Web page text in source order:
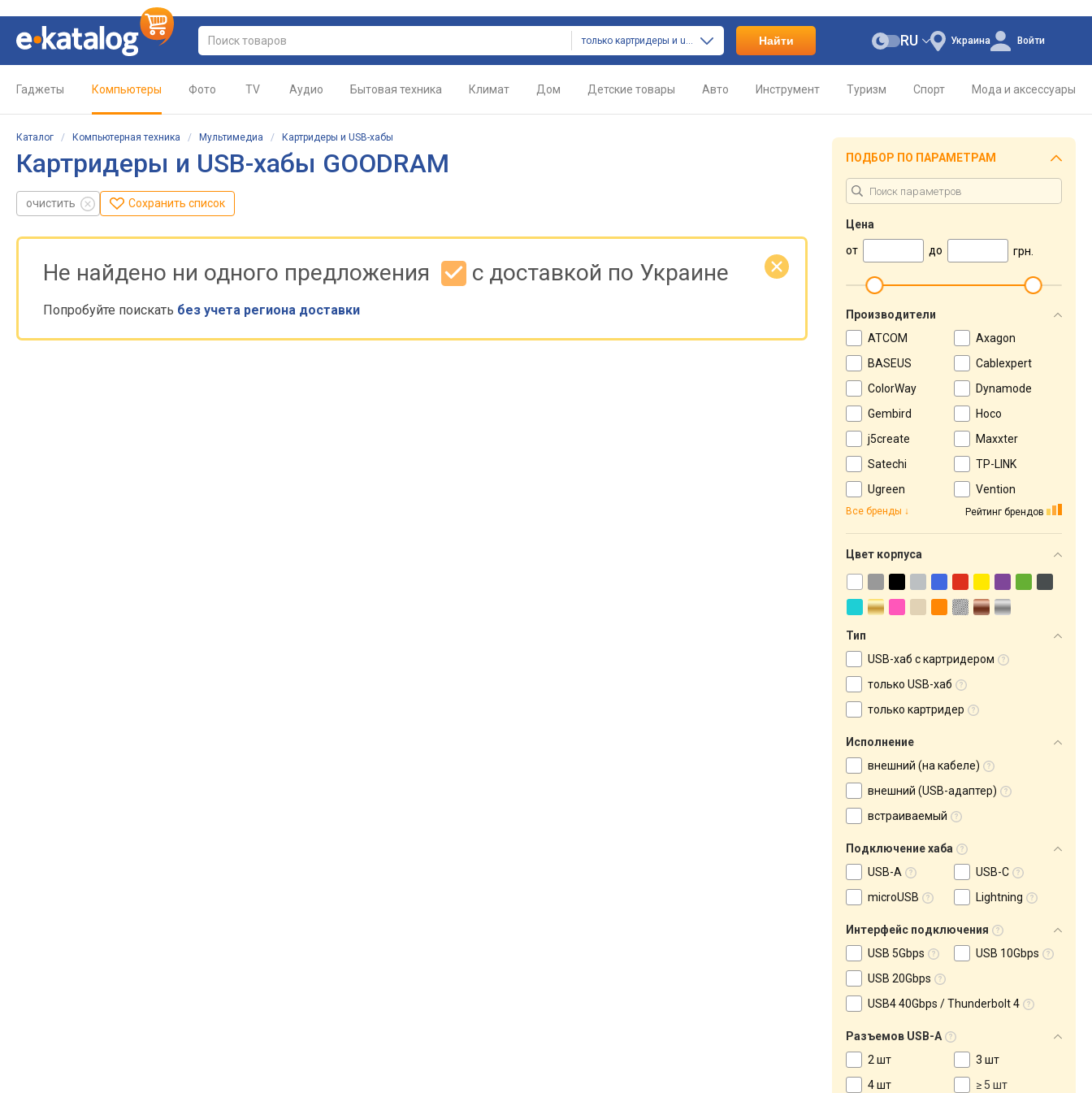
только картридеры и usb-хабы Найти Украина
RU Войти
Гаджеты Компьютеры Фото TV Аудио Бытовая техника Климат Дом Детские товары Авто Инструмент Туризм Спорт Мода и аксессуары
Каталог / Компьютерная техника / Мультимедиа / Картридеры и USB-хабы
Картридеры и USB-хабы GOODRAM
очистить Сохранить список
Не найдено ни одного предложения с доставкой по Украине
Попробуйте поискать без учета региона доставки
ПОДБОР ПО ПАРАМЕТРАМ
Цена
от
до грн.
Производители
ATCOM
Axagon
BASEUS
Cablexpert
ColorWay
Dynamode
Gembird
Hoco
j5create
Maxxter
Satechi
TP-LINK
Ugreen
Vention
Рейтинг брендов
Все бренды
Цвет корпуса
Тип
USB-хаб с картридером
только USB-хаб
только картридер
Исполнение
внешний (на кабеле)
внешний (USB-адаптер)
встраиваемый
Подключение хаба
USB-A
USB-C
microUSB
Lightning
Интерфейс подключения
USB 5Gbps
USB 10Gbps
USB 20Gbps
USB4 40Gbps / Thunderbolt 4
Разъемов USB-A
2 шт
3 шт
4 шт
≥ 5 шт